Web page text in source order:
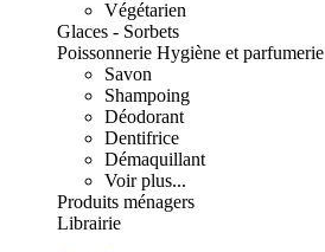
Végétarien
Glaces - Sorbets
Poissonnerie Hygiène et parfumerie
Savon
Shampoing
Déodorant
Dentifrice
Démaquillant
Voir plus...
Produits ménagers
Librairie